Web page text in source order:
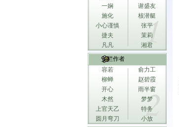
一娴
谢盛友
施化
核潜艇
小心谨慎
张平
捷夫
茉莉
凡凡
湘君
专栏作者
容若
俞力工
柳蝉
赵碧霞
开心
雨半窗
木然
梦梦
上官天乙
特务
圆月弯刀
小放